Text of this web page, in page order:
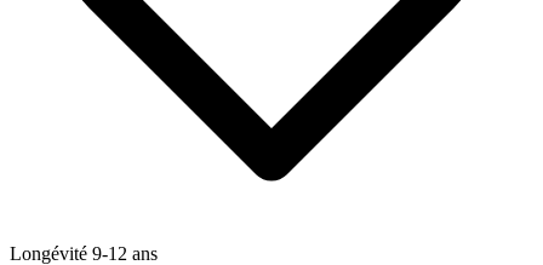
Longévité 9-12 ans